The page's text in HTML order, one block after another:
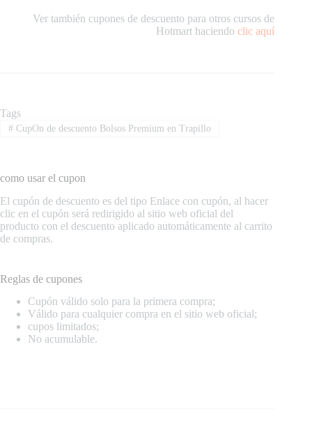
Ver también cupones de descuento para otros cursos de
Hotmart haciendoclic aquí
Tags
#CupOn de descuento Bolsos Premium en Trapillo
como usar el cupon
El cupón de descuento es del tipo Enlace con cupón, al hacer
clic en el cupón será redirigido al sitio web oficial del
producto con el descuento aplicado automáticamente al carrito
de compras.
Reglas de cupones
Cupón válido solo para la primera compra;
Válido para cualquier compra en el sitio web oficial;
cupos limitados;
No acumulable.